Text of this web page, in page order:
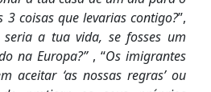
coisas que levarias contigo?”,
a tua vida, se fosses um
na Europa?”, “Os imigrantes
aceitar ‘as nossas regras’ ou